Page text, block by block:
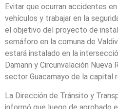
Evitar que ocurran accidentes
vehículos y trabajar en la
el objetivo del proyecto de
semáforo en la comuna de
estará instalado en la
Damann y Circunvalación Nueva
sector Guacamayo de la capital
La Dirección de Tránsito y